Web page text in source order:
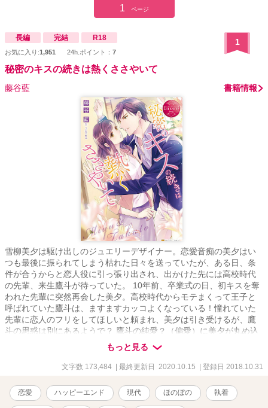
1 ページ
長編 完結 R18
お気に入り:1,951 24h.ポイント： 7
1
秘密のキスの続きは熱くささやいて
藤谷藍 書籍情報
雪柳美夕は駆け出しのジュエリーデザイナー。恋愛音痴の美夕はい
つも最後に振られてしまう枯れた日々を送っていたが、ある日、条
件が合うからと恋人役に引っ張り出され、出かけた先には高校時代
の先輩、来生鷹斗が待っていた。 10年前、卒業式の日、初キスを奪
われた先輩に突然再会した美夕。高校時代からモテまくって王子と
呼ばれていた鷹斗は、ますますカッコよくなっている！憧れていた
先輩に恋人のフリをしてほしいと頼まれ、美夕は引き受けるが、鷹
斗の思惑は別にあるようで？ 鷹斗の純愛？（偏愛）に美夕が丸め込
もっと見る
文字数 173,484 | 最終更新日 2020.10.15 | 登録日 2018.10.31
恋愛 ハッピーエンド 現代 ほのぼの 執着